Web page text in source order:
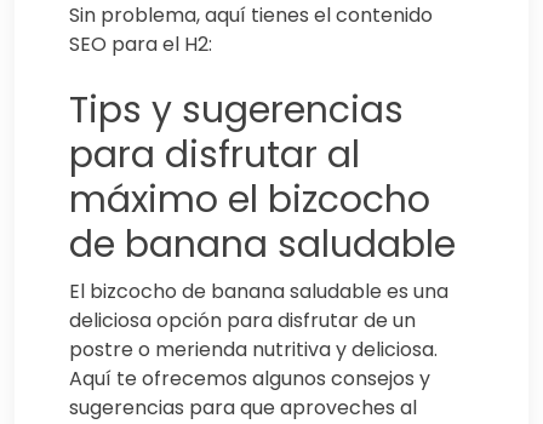
Sin problema, aquí tienes el contenido
SEO para el H2:
Tips y sugerencias
para disfrutar al
máximo el bizcocho
de banana saludable
El bizcocho de banana saludable es una
deliciosa opción para disfrutar de un
postre o merienda nutritiva y deliciosa.
Aquí te ofrecemos algunos consejos y
sugerencias para que aproveches al